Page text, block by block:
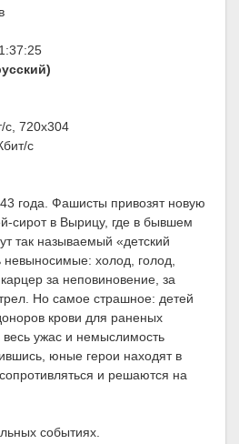
с, 720x304
с
года. Фашисты привозят новую
сирот в Вырицу, где в бывшем
так называемый «детский
холод, голод,
за неповиновение, за
Но самое страшное: детей
крови для раненых
ужас и немыслимость
юные герои находят в
и решаются на
событиях.